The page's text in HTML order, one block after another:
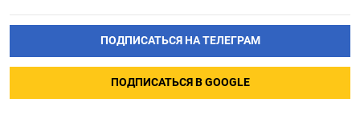
ПОДПИСАТЬСЯ НА ТЕЛЕГРАМ
ПОДПИСАТЬСЯ В GOOGLE